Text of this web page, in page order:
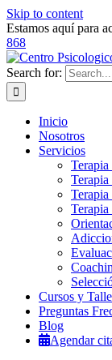
Skip to content
Estamos aquí para
868
Search for:
Inicio
Nosotros
Servicios
Terapia
Terapia
Cursos y
Preguntas
Blog
Agendar